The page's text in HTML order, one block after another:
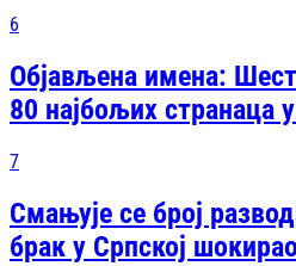
6
Објављена имена:
80 најбољих странаца
7
Смањује се број
брак у Српској